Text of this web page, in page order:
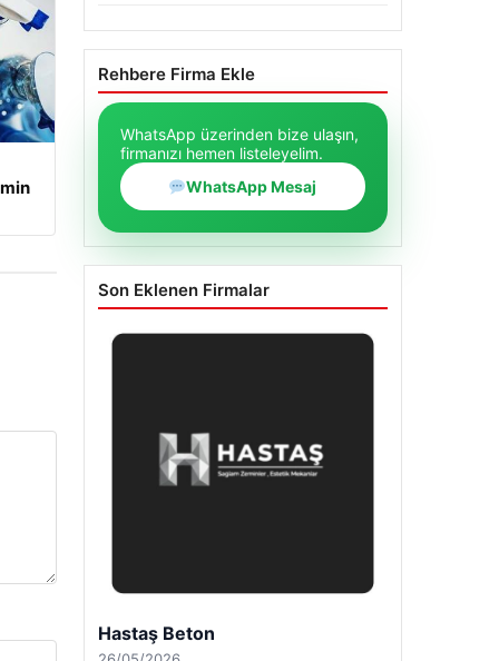
Rehbere Firma Ekle
WhatsApp üzerinden bize ulaşın,
firmanızı hemen listeleyelim.
WhatsApp Mesaj
Son Eklenen Firmalar
Enes Kaplan Avukatlık Bürosu